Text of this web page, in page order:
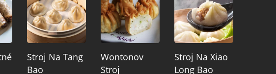
Stroj Na Tang
Bao
Wontonov
Stroj
Stroj Na Xiao
Long Bao